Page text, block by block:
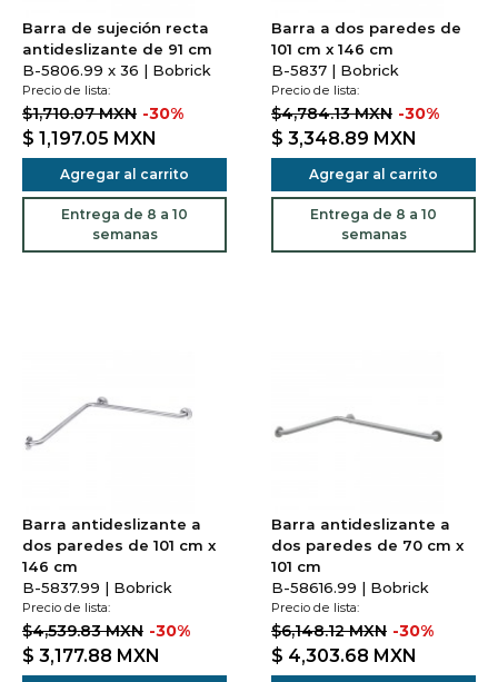
Barra de sujeción recta
antideslizante de 91 cm
B-5806.99 x 36 | Bobrick
Precio de lista:
$1,710.07 MXN -30%
$ 1,197.05 MXN
Agregar al carrito
Entrega de 8 a 10
semanas
Barra a dos paredes de
101 cm x 146 cm
B-5837 | Bobrick
Precio de lista:
$4,784.13 MXN -30%
$ 3,348.89 MXN
Agregar al carrito
Entrega de 8 a 10
semanas
Barra antideslizante a
dos paredes de 101 cm x
146 cm
B-5837.99 | Bobrick
Precio de lista:
$4,539.83 MXN -30%
$ 3,177.88 MXN
Barra antideslizante a
dos paredes de 70 cm x
101 cm
B-58616.99 | Bobrick
Precio de lista:
$6,148.12 MXN -30%
$ 4,303.68 MXN